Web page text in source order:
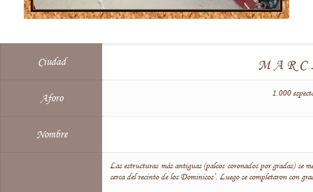
Ciudad
Aforo 1.000
Nombre
Las estructuras más antiguas (palcos coronados por gradas) se
cerca del recinto de los Dominicos’. Luego se completaron con